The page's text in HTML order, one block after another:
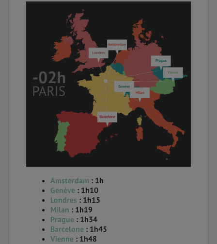
Amsterdam : 1h
Genève : 1h10
Londres : 1h15
Milan : 1h19
Prague : 1h34
Barcelone : 1h45
Vienne : 1h48